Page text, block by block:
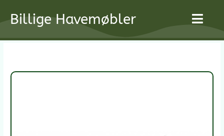
Billige Havemøbler